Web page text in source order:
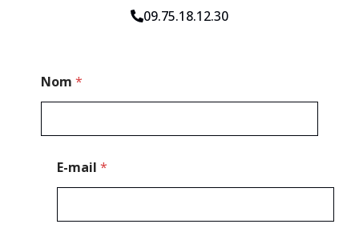
09.75.18.12.30
N
o
Nom *
E-mail *